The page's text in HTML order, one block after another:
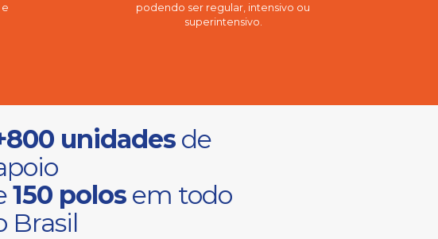
podendo ser regular, intensivo ou
superintensivo.
unidadesde
150 polosem todo
Brasil